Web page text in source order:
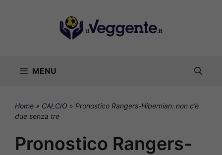
MENU
Home » CALCIO » Pronostico Rangers-Hibernian: non c’è
due senza tre
Pronostico Rangers-